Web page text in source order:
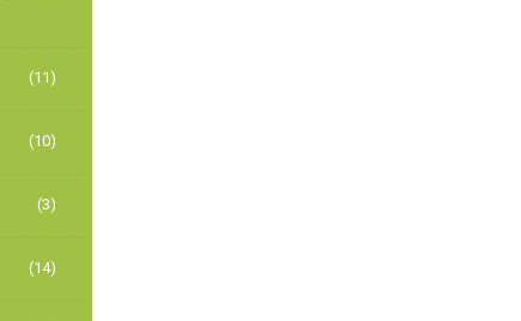
(11)
(10)
(3)
(14)